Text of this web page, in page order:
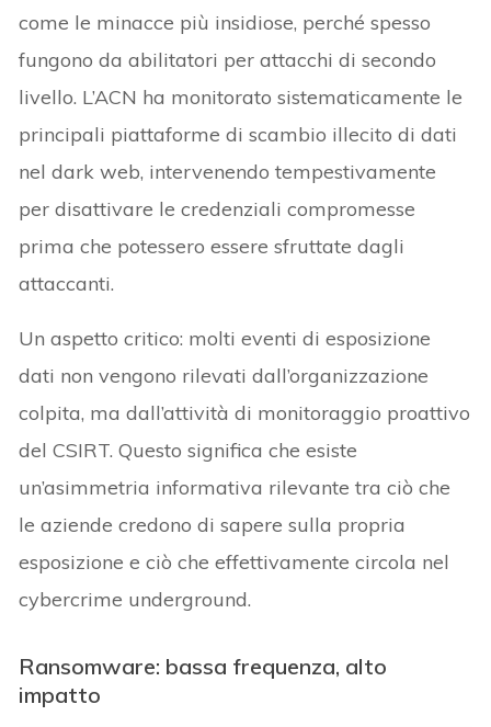
come le minacce più insidiose, perché spesso
fungono da abilitatori per attacchi di secondo
livello. L’ACN ha monitorato sistematicamente le
principali piattaforme di scambio illecito di dati
nel dark web, intervenendo tempestivamente
per disattivare le credenziali compromesse
prima che potessero essere sfruttate dagli
attaccanti.
Un aspetto critico: molti eventi di esposizione
dati non vengono rilevati dall’organizzazione
colpita, ma dall’attività di monitoraggio proattivo
del CSIRT. Questo significa che esiste
un’asimmetria informativa rilevante tra ciò che
le aziende credono di sapere sulla propria
esposizione e ciò che effettivamente circola nel
cybercrime underground.
Ransomware: bassa frequenza, alto
impatto